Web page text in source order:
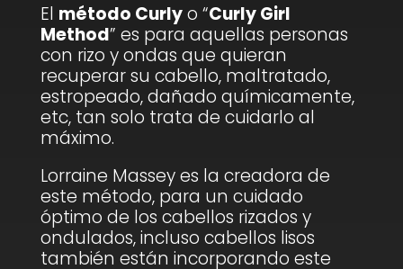
El método Curlyo “Curly Girl
Method” es para aquellas personas
con rizo y ondas que quieran
recuperar su cabello, maltratado,
estropeado, dañado químicamente,
etc, tan solo trata de cuidarlo al
máximo.
Lorraine Massey es la creadora de
este método, para un cuidado
óptimo de los cabellos rizados y
ondulados, incluso cabellos lisos
también están incorporando este